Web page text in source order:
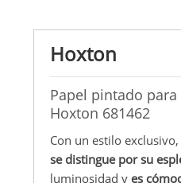
Hoxton
Papel pintado
Hoxton 681462
Con un estilo
se distingue por su
luminosidad y es